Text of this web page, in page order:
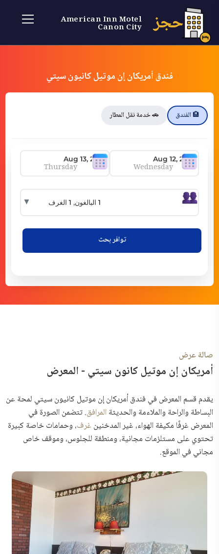
حجز American Inn Motel
Canon City
فندق أمريكان إن موتيل كانيون سيتي
🏨 الفندق 🚗 خدمة نقل المطار
Wednesday
Thursday
▼
توافر بحث
صالة عرض
أمريكان إن موتيل كانون سيتي - المعرض
يقدم قسم المعرض في فندق أمريكان إن موتيل كانيون سيتي لمحة عن
البساطة والراحة والملاءمة والحديثةالمرافق. تتضمن الصورة في
المعرض غرفًا مكيفة الهواء، غير المدخنين غرف، وحمامات خاصة كبيرة
تحتوي على مستلزمات مجانية، ومنطقة للجلوس، وموقف خاص
مجاني في الموقع.